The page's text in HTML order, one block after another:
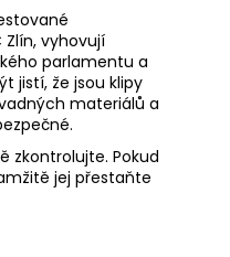
vyhovují
parlamentu a
jistí, že jsou klipy
materiálů a
zkontrolujte. Pokud
jej přestaňte